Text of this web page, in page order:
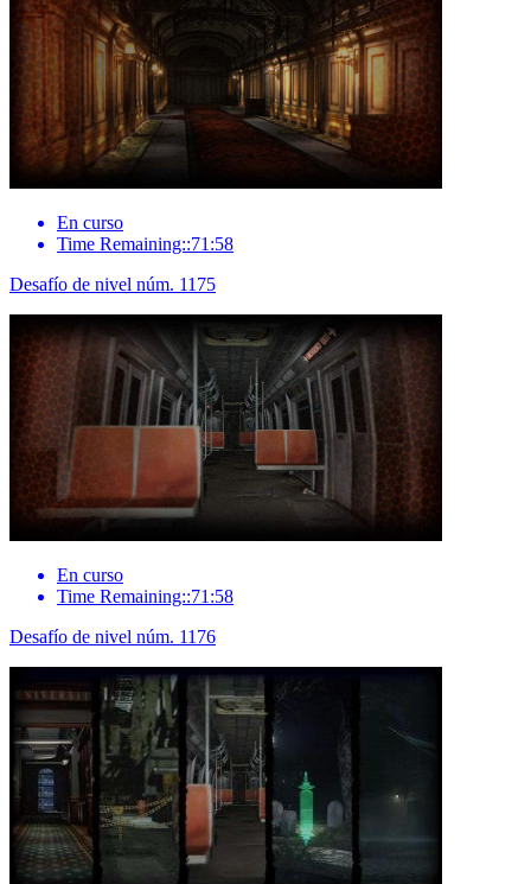
En curso
Time Remaining::71:58
Desafío de nivel núm. 1175
En curso
Time Remaining::71:58
Desafío de nivel núm. 1176